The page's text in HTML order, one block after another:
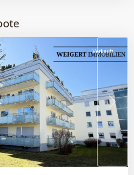
Next
Verkauft